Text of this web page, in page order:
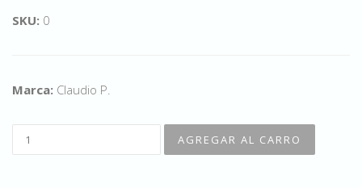
SKU: 0
Marca: Claudio P.